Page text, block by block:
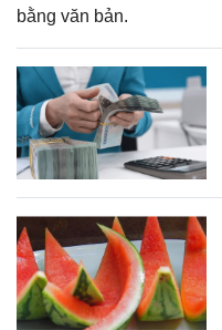
bằng văn bản.